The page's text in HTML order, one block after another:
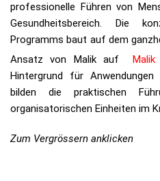
professionelle Führen von
Gesundheitsbereich. Die
Programms baut auf dem
Ansatz von Malik aufMalik
Hintergrund für
bilden die praktischen
organisatorischen Einheiten im
Zum Vergrössern anklicken